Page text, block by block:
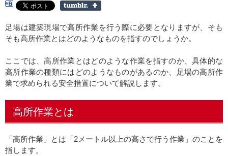
足場は建築現場で高所作業を行う際に必要となりますが、そも
そも高所作業とはどのようなものを指すのでしょうか。
ここでは、高所作業とはどのような作業を指すのか、具体的な
高所作業の種類にはどのようなものがあるのか、足場の高所作
業で求められる安全措置について解説します。
高所作業とは
「高所作業」とは「2メートル以上の高さで行う作業」のことを
指します。